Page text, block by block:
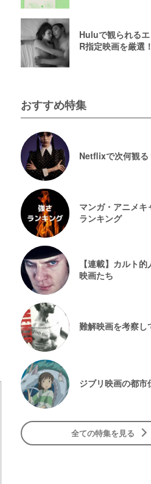
Huluで観られるエ
R指定映画を厳選
おすすめ特集
Netflixで次何観る
マンガ・アニメキ
ランキング
【連載】カルト
映画たち
難解映画を考察し
ジブリ映画の都市
全ての特集を見る